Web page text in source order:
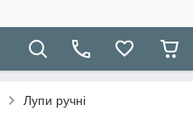
Лупи ручні